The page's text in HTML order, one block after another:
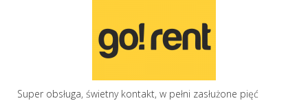
Super obsługa, świetny kontakt, w pełni zasłużone pięć